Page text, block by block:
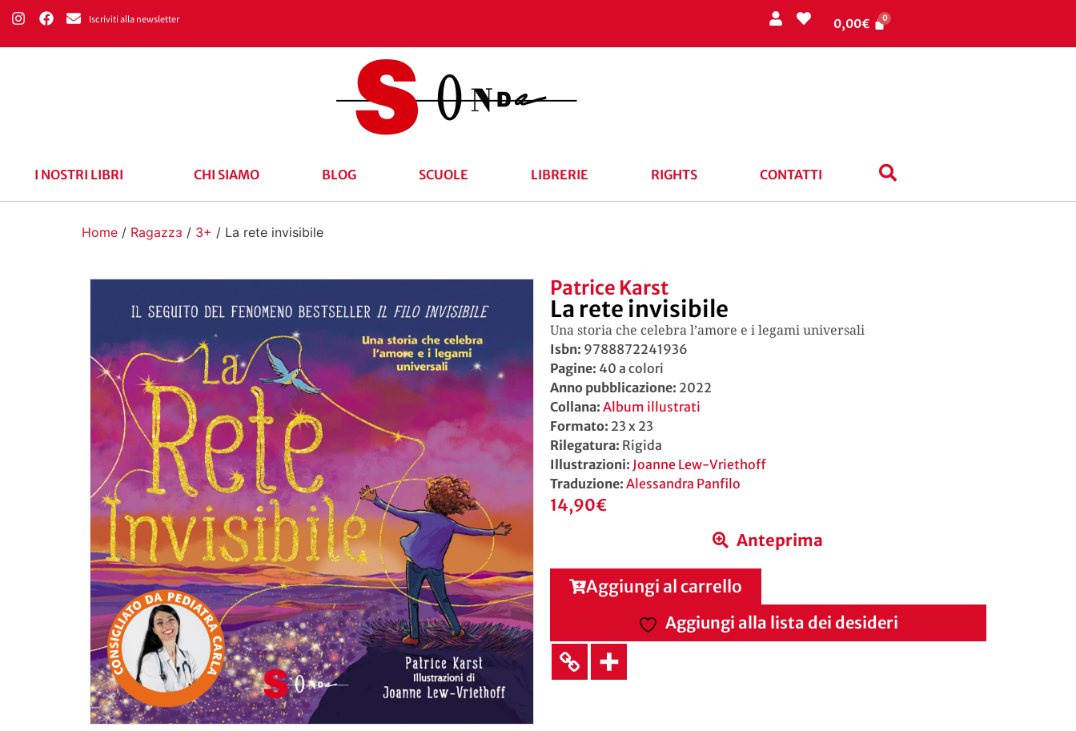
Iscriviti alla newsletter 0,00€
I NOSTRI LIBRI CHI SIAMO BLOG SCUOLE LIBRERIE RIGHTS CONTATTI
Home / Ragazzɜ / 3+ / La rete invisibile
Patrice Karst
La rete invisibile
Una storia che celebra l’amore e i legami universali
Isbn: 9788872241936
Pagine: 40 a colori
Anno pubblicazione: 2022
Collana: Album illustrati
Formato: 23 x 23
Rilegatura: Rigida
Illustrazioni: Joanne Lew-Vriethoff
Traduzione: Alessandra Panfilo
14,90€
Anteprima
Aggiungi al carrello
Aggiungi alla lista dei desideri